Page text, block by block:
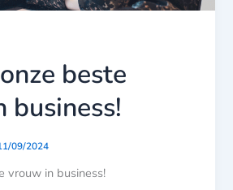
beste
business!
09/2024
vrouw in business!